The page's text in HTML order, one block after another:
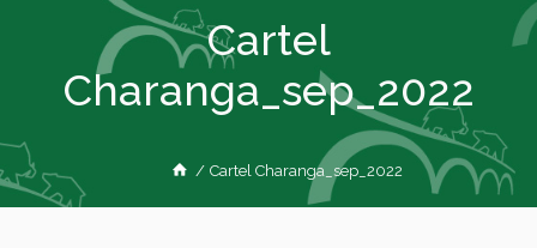
Cartel
Charanga_sep_2022
/ Cartel Charanga_sep_2022